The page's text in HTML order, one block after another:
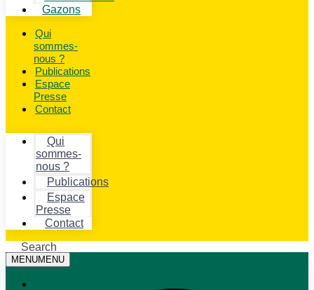
Gazons
Qui
sommes-
nous ?
Publications
Espace
Presse
Contact
Qui
sommes-
nous ?
Publications
Espace
Presse
Contact
Search
MENUMENU